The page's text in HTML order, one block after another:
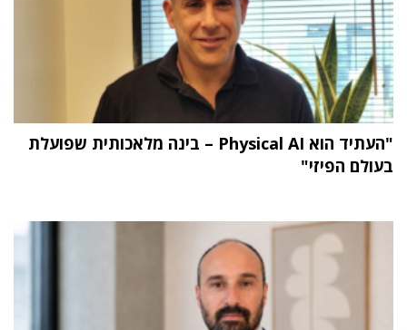
"העתיד הוא Physical AI – בינה מלאכותית שפועלת
בעולם הפיזי"